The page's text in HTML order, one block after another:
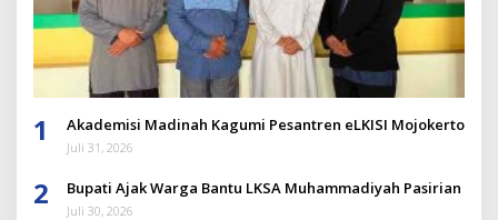
1 Akademisi Madinah Kagumi Pesantren eLKISI Mojokerto
Juli 31, 2026
2 Bupati Ajak Warga Bantu LKSA Muhammadiyah Pasirian
Juli 30, 2026